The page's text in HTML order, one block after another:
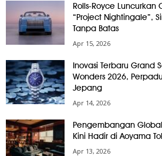
Rolls-Royce
“Project Nightingale”,
Tanpa Batas
Apr 15, 2026
Inovasi Terbaru Grand
Wonders 2026,
Jepang
Apr 14, 2026
Pengembangan Global
Kini Hadir di Aoyama
Apr 13, 2026